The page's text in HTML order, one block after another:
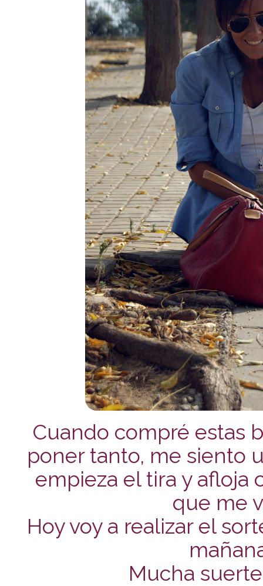
Cuando compré estas
poner tanto, me siento
empieza el tira y afloja
que me
Hoy voy a realizar el
Mucha